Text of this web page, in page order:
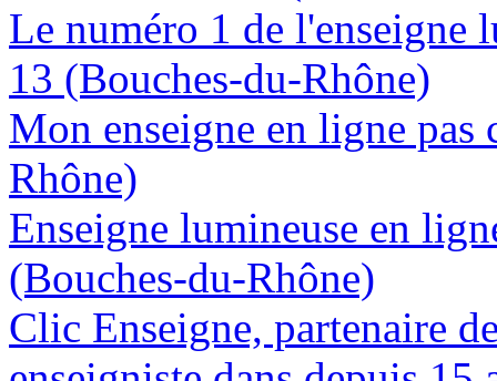
Le numéro 1 de l'enseigne
13 (Bouches-du-Rhône)
Mon enseigne en ligne pas
Rhône)
Enseigne lumineuse en
(Bouches-du-Rhône)
Clic Enseigne, partenaire